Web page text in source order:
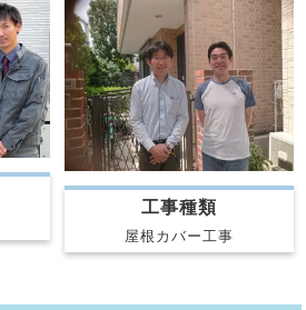
工事種類
屋根カバー工事